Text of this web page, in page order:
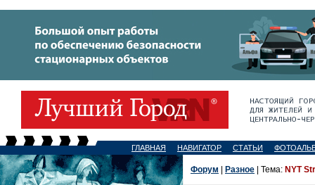
ГЛАВНАЯ НАВИГАТОР СТАТЬИ
Форум Разное | Тема: NYT